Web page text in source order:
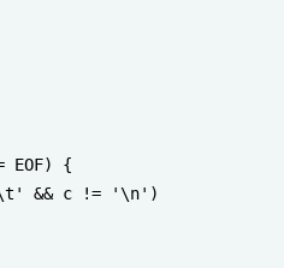
EOF) {
&& c != '\n')